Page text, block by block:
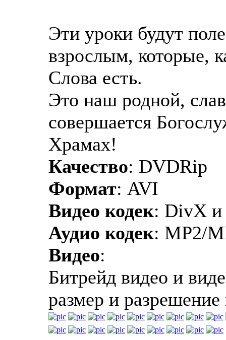
Эти уроки будут
взрослым, которые,
Слова есть.
Это наш родной,
совершается
Храмах!
Качество: DVDRip
Формат: AVI
Видео кодек: DivX
Аудио кодек: MP2/
Видео:
Битрейд видео и
размер и